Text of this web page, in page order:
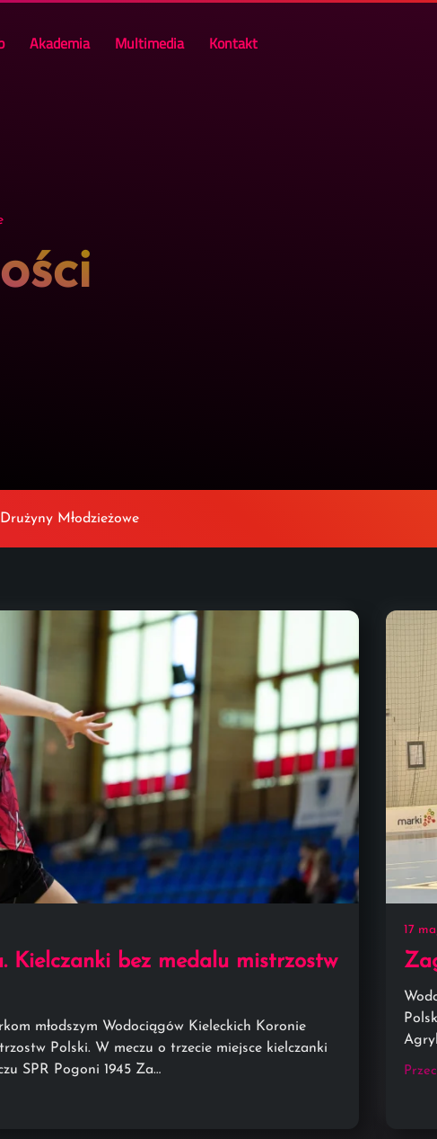
Akademia Multimedia Kontakt
Drużyny Młodzieżowe
Kielczanki bez medalu mistrzostw
młodszym Wodociągów Kieleckich Koronie
Polski. W meczu o trzecie miejsce kielczanki
SPR Pogoni 1945 Za…
17